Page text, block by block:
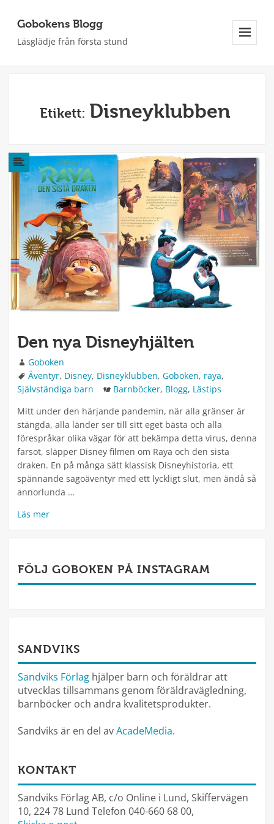
Gobokens Blogg
Läsglädje från första stund
Etikett: Disneyklubben
Den nya Disneyhjälten
Författare
Goboken
Taggar
Äventyr, Disney, Disneyklubben, Goboken, raya,
Självständiga barn
Kategorier
Barnböcker, Blogg, Lästips
Mitt under den härjande pandemin, när alla gränser är
stängda, alla länder ser till sitt eget bästa och alla
förespråkar olika vägar för att bekämpa detta virus, denna
farsot, släpper Disney filmen om Raya och den sista
draken. En på många sätt klassisk Disneyhistoria, ett
spännande sagoäventyr med ett lyckligt slut, men ändå så
annorlunda …
Läs mer
FÖLJ GOBOKEN PÅ INSTAGRAM
SANDVIKS
Sandviks Förlag hjälper barn och föräldrar att
utvecklas tillsammans genom föräldravägledning,
barnböcker och andra kvalitetsprodukter.
Sandviks är en del avAcadeMedia.
KONTAKT
Sandviks Förlag AB, c/o Online i Lund, Skiffervägen
10, 224 78 Lund Telefon 040-660 68 00,